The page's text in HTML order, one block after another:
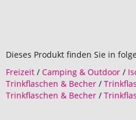
Dieses Produkt finden Sie in
Freizeit / Camping & Outdoor /
Trinkflaschen & Becher /
Trinkflaschen & Becher /